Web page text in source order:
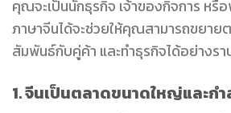
คุณจะเป็นนักธุรกิจ เจ้าของกิจการ หรื
ภาษาจีนได้จะช่วยให้คุณสามารถขยาย
สัมพันธ์กับคู่ค้า และทำธุรกิจได้อย่างรา
1. จีนเป็นตลาดขนาดใหญ่และกำ